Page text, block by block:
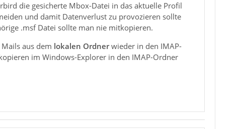
die gesicherte Mbox-Datei in das aktuelle Profil
und damit Datenverlust zu provozieren sollte
.msf Datei sollte man nie mitkopieren.
aus dem lokalen Ordnerwieder in den IMAP-
im Windows-Explorer in den IMAP-Ordner